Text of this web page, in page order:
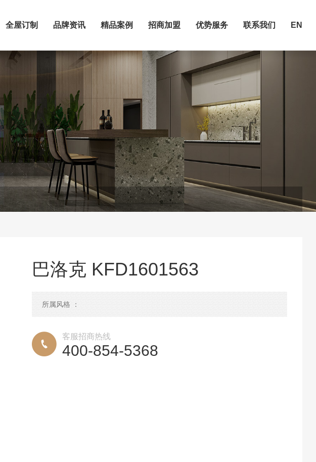
全屋订制 品牌资讯 精品案例 招商加盟
招商加盟
优势服务
优势服务
联系我们
联系我们
EN
巴洛克 KFD1601563
所属风格 ：
客服招商热线
400-854-5368